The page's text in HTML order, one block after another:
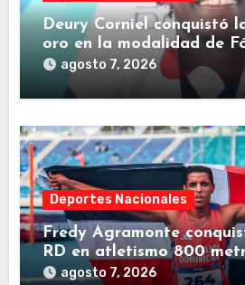
Deury Corniel conquistó
oro en la modalidad de
agosto 7, 2026
Deportes Nacionales
Fredy Agramonte
RD en atletismo 800
agosto 7, 2026